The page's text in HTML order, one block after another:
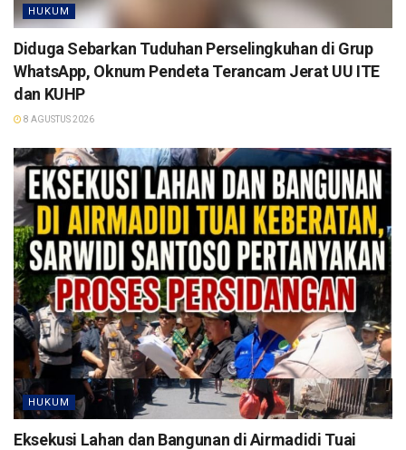
HUKUM
Diduga Sebarkan Tuduhan Perselingkuhan di Grup
WhatsApp, Oknum Pendeta Terancam Jerat UU ITE
dan KUHP
8 AGUSTUS 2026
HUKUM
Eksekusi Lahan dan Bangunan di Airmadidi Tuai